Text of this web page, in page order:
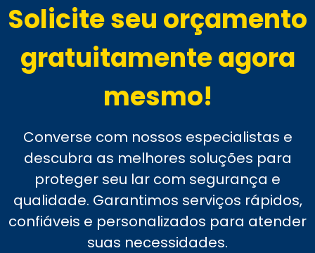
Solicite seu orçamento
gratuitamente agora
mesmo!
Converse com nossos especialistas e
descubra as melhores soluções para
proteger seu lar com segurança e
qualidade. Garantimos serviços rápidos,
confiáveis e personalizados para atender
suas necessidades.